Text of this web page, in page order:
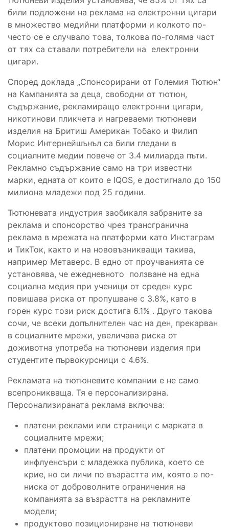
били подложени на реклама на електронни цигари
в множество медийни платформи и колкото по-
често се е случвало това, толкова по-голяма част
от тях са ставали потребители на електронни
цигари.
Според доклада „Спонсорирани от Големия Тютюн“
на Кампанията за деца, свободни от тютюн,
съдържание, рекламиращо електронни цигари,
никотинови пликчета и нагреваеми тютюневи
изделия на Бритиш Американ Тобако и Филип
Морис Интернейшънъл са били гледани в
социалните медии повече от 3.4 милиарда пъти.
Рекламно съдържание само на три известни
марки, едната от които е IQOS, е достигнало до 150
милиона младежи под 25 години.
Тютюневата индустрия заобикаля забраните за
реклама и спонсорство чрез трансгранична
реклама в мрежата на платформи като Инстаграм
и ТикТок, както и на нововъзникващи такива,
например Метаверс. В едно от проучванията се
установява, че ежедневното ползване на една
социална медия при ученици от среден курс
повишава риска от пропушване с 3.8%, като в
горен курс този риск достига 6.1% . Друго такова
сочи, че всеки допълнителен час на ден, прекарван
в социалните мрежи, увеличава риска от
доживотна употреба на тютюневи изделия при
студентите първокурсници с 4.6%.
Рекламата на тютюневите компании е не само
всепроникваща. Тя е персонализирана.
Персонализираната реклама включва:
платени реклами или страници с марката в
социалните мрежи;
платени промоции на продукти от
инфлуенсъри с младежка публика, което се
крие, но си личи по възрастта им, която е по-
ниска от доброволните ограничения на
компанията за възрастта на рекламните
модели;
продуктово позициониране на тютюневи